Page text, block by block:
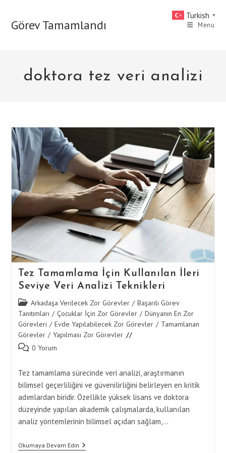
contentGörev Tamamlandı Menu
doktora tez veri analizi
Tez Tamamlama İçin Kullanılan İleri
Seviye Veri Analizi Teknikleri
Post
category:
Arkadaşa Verilecek Zor Görevler / Başarılı Görev
Tanıtımları / Çocuklar İçin Zor Görevler / Dünyanın En Zor
Görevleri / Evde Yapılabilecek Zor Görevler / Tamamlanan
Görevler / Yapılması Zor Görevler
Post 0 Yorum
Tez tamamlama sürecinde veri analizi, araştırmanın
bilimsel geçerliliğini ve güvenilirliğini belirleyen en kritik
adımlardan biridir. Özellikle yüksek lisans ve doktora
düzeyinde yapılan akademik çalışmalarda, kullanılan
analiz yöntemlerinin bilimsel açıdan sağlam,…
Okumaya Devam EdinTez
Turkish ▼